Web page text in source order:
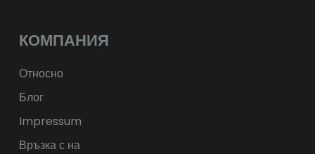
ft HUF
zł PLN
КОМПАНИЯ
Относно
Блог
Impressum
Връзка с на